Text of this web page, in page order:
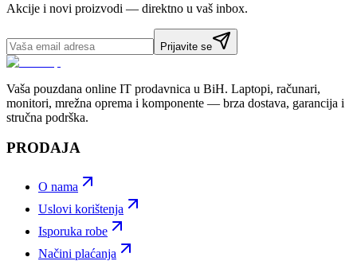
Akcije i novi proizvodi — direktno u vaš inbox.
Prijavite se
Vaša pouzdana online IT prodavnica u BiH. Laptopi, računari,
monitori, mrežna oprema i komponente — brza dostava, garancija i
stručna podrška.
PRODAJA
O nama
Uslovi korištenja
Isporuka robe
Načini plaćanja